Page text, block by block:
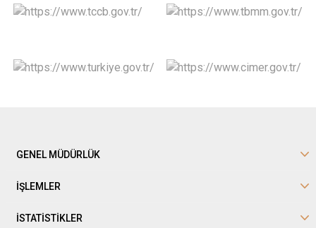
GENEL MÜDÜRLÜK
İŞLEMLER
İSTATİSTİKLER